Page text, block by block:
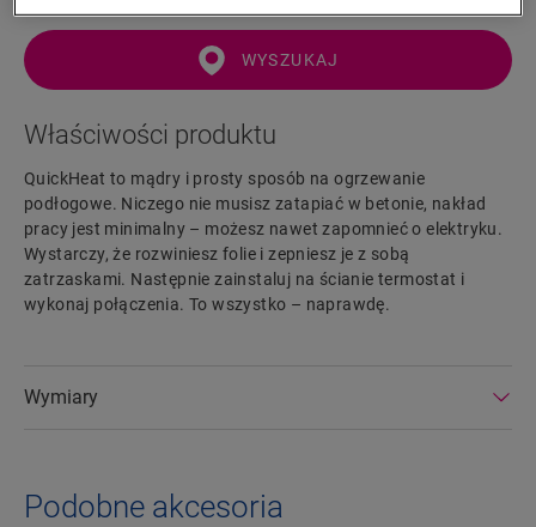
WYSZUKAJ
Właściwości produktu
QuickHeat to mądry i prosty sposób na ogrzewanie
podłogowe. Niczego nie musisz zatapiać w betonie, nakład
pracy jest minimalny – możesz nawet zapomnieć o elektryku.
Wystarczy, że rozwiniesz folie i zepniesz je z sobą
zatrzaskami. Następnie zainstaluj na ścianie termostat i
wykonaj połączenia. To wszystko – naprawdę.
Wymiary
Podobne akcesoria